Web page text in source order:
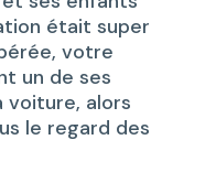
était super
votre
un de ses
voiture, alors
le regard des